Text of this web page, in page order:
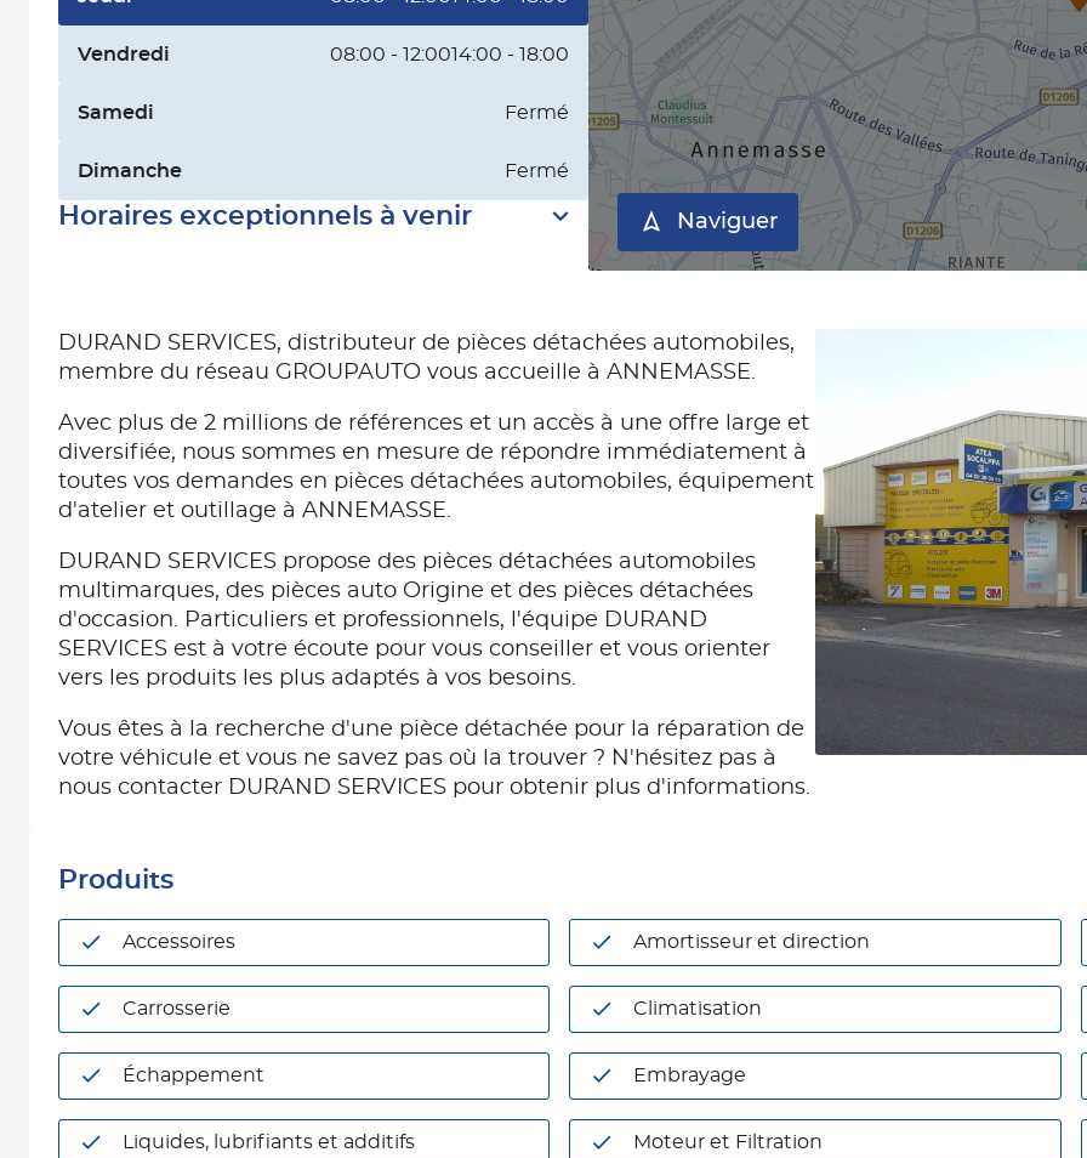
Vendredi 08:00 - 12:0014:00 - 18:00
Samedi Fermé
Dimanche Fermé
Horaires exceptionnels à venir Naviguer
DURAND SERVICES, distributeur de pièces détachées automobiles,
membre du réseau GROUPAUTO vous accueille à ANNEMASSE.
Avec plus de 2 millions de références et un accès à une offre large et
diversifiée, nous sommes en mesure de répondre immédiatement à
toutes vos demandes en pièces détachées automobiles, équipement
d'atelier et outillage à ANNEMASSE.
DURAND SERVICES propose des pièces détachées automobiles
multimarques, des pièces auto Origine et des pièces détachées
d'occasion. Particuliers et professionnels, l'équipe DURAND
SERVICES est à votre écoute pour vous conseiller et vous orienter
vers les produits les plus adaptés à vos besoins.
Vous êtes à la recherche d'une pièce détachée pour la réparation de
votre véhicule et vous ne savez pas où la trouver ? N'hésitez pas à
nous contacter DURAND SERVICES pour obtenir plus d'informations.
Produits
Accessoires Amortisseur et direction
Carrosserie Climatisation
Échappement Embrayage
Liquides, lubrifiants et additifs Moteur et Filtration